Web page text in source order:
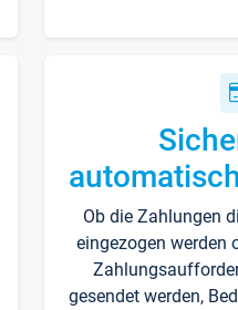
Ob die Zahlungen
eingezogen werden
gesendet werden,